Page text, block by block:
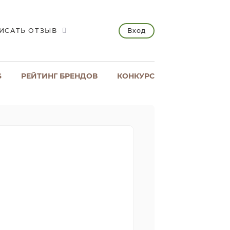
ОТЗЫВ Вход
РЕЙТИНГ БРЕНДОВ КОНКУРС